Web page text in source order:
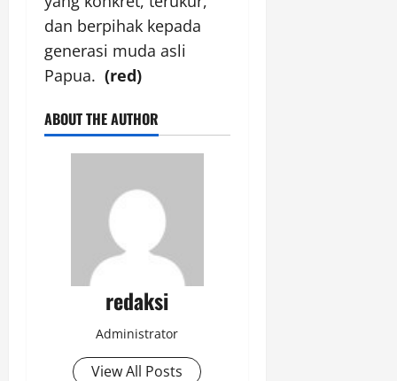
dan berpihak kepada
generasi muda asli
Papua. (red)
ABOUT THE AUTHOR
redaksi
Administrator
View All Posts